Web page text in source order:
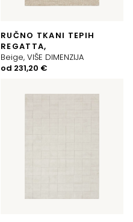
RUČNO TKANI TEPIH
REGATTA,
Beige, VIŠE DIMENZIJA
od 231,20 €